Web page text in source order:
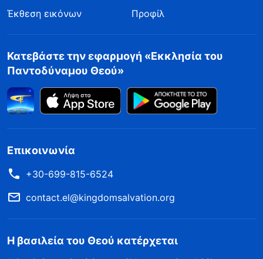
Έκθεση εικόνων
Προφίλ
Κατεβάστε την εφαρμογή «Εκκλησία του
Παντοδύναμου Θεού»
Επικοινωνία
+30-699-815-6524
contact.el@kingdomsalvation.org
Η βασιλεία του Θεού κατέρχεται